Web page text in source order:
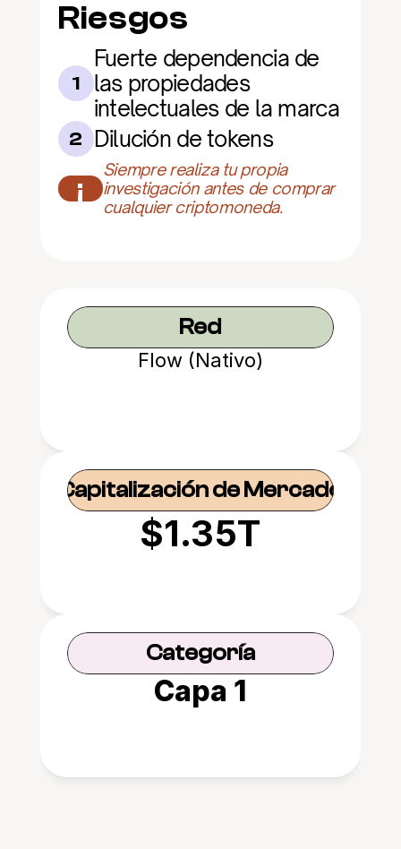
Riesgos
1
Fuerte dependencia de
las propiedades
intelectuales de la marca
2 Dilución de tokens
¡
Siempre realiza tu propia
investigación antes de comprar
cualquier criptomoneda.
Red
Flow (Nativo)
Capitalización de Mercado
$1.35T
Categoría
Capa 1